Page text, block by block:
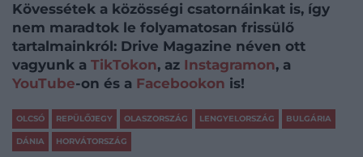
Kövessétek a közösségi csatornáinkat is, így
nem maradtok le folyamatosan frissülő
tartalmainkról: Drive Magazine néven ott
vagyunk a TikTokon, az Instagramon, a
YouTube-on és a Facebookon is!
OLCSÓ REPÜLŐJEGY OLASZORSZÁG LENGYELORSZÁG BULGÁRIA
DÁNIA HORVÁTORSZÁG